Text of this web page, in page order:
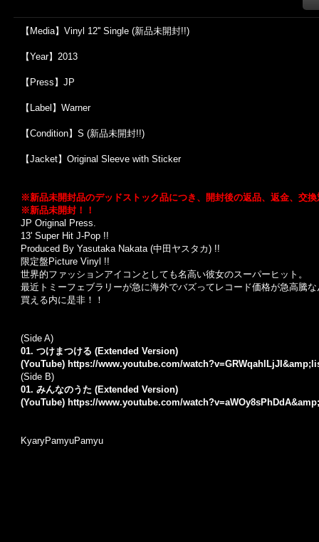
【Media】Vinyl 12'' Single (新品未開封!!)
【Year】2013
【Press】JP
【Label】Warner
【Condition】S (新品未開封!!)
【Jacket】Original Sleeve with Sticker
※新品未開封品のデッドストック品につき、開封後の返品、返金、交
※新品未開封！！
JP Original Press.
13' Super Hit J-Pop !!
Produced By Yasutaka Nakata (中田ヤスタカ) !!
限定盤Picture Vinyl !!
世界的ファッションアイコンとしても名高い彼女のスーパーヒット。
最近トミーフェブラリーが急に海外でバズってレコード価格が急高騰
買える内に是非！！
(Side A)
01. つけまつける (Extended Version)
(YouTube) https://www.youtube.com/
(Side B)
01. みんなのうた (Extended Version)
(YouTube) https://www.youtube.com/
KyaryPamyuPamyu